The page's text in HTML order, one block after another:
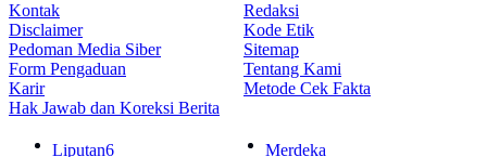
Kontak
Redaksi
Disclaimer
Kode Etik
Pedoman Media Siber
Sitemap
Form Pengaduan
Tentang Kami
Karir
Metode Cek Fakta
Hak Jawab dan Koreksi Berita
Liputan6 Merdeka